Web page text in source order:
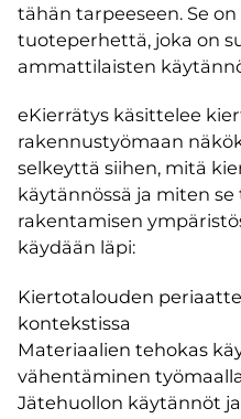
tähän tarpeeseen. Se
tuoteperhettä, joka on
ammattilaisten
eKierrätys käsittelee
rakennustyömaan
selkeyttä siihen, mitä
käytännössä ja miten
rakentamisen
käydään läpi:
Kiertotalouden
kontekstissa
Materiaalien tehokas
vähentäminen työmaalla
Jätehuollon käytännöt